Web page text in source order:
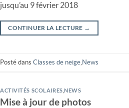
jusqu’au 9 février 2018
CONTINUER LA LECTURE →
Posté dans Classes de neige News
ACTIVITÉS SCOLAIRES ,NEWS
Mise à jour de photos